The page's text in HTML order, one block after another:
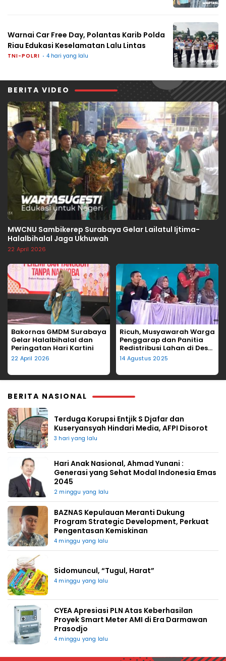
Warnai Car Free Day, Polantas Karib Polda
Riau Edukasi Keselamatan Lalu Lintas
TNI-POLRI 4 hari yang lalu
BERITA VIDEO
▶
MWCNU Sambikerep Surabaya Gelar Lailatul Ijtima-
Halalbihalal Jaga Ukhuwah
22 April 2026
▶
Bakornas GMDM Surabaya
Gelar Halalbihalal dan
Peringatan Hari Kartini
22 April 2026
▶
Ricuh, Musyawarah Warga
Penggarap dan Panitia
Redistribusi Lahan di Desa
Tegalgede Diwarnai
Lemparan Kursi
14 Agustus 2025
BERITA NASIONAL
Terduga Korupsi Entjik S Djafar dan
Kuseryansyah Hindari Media, AFPI Disorot
3 hari yang lalu
Hari Anak Nasional, Ahmad Yunani :
Generasi yang Sehat Modal Indonesia Emas
2045
2 minggu yang lalu
BAZNAS Kepulauan Meranti Dukung
Program Strategic Development, Perkuat
Pengentasan Kemiskinan
4 minggu yang lalu
Sidomuncul, “Tugul, Harat”
4 minggu yang lalu
CYEA Apresiasi PLN Atas Keberhasilan
Proyek Smart Meter AMI di Era Darmawan
Prasodjo
4 minggu yang lalu